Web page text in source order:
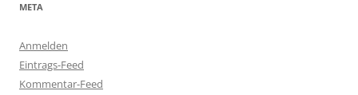
META
Anmelden
Eintrags-Feed
Kommentar-Feed